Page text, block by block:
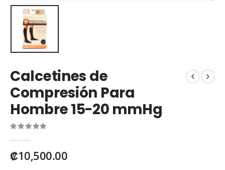
Calcetines de
Compresión Para
Hombre 15-20 mmHg
₡10,500.00